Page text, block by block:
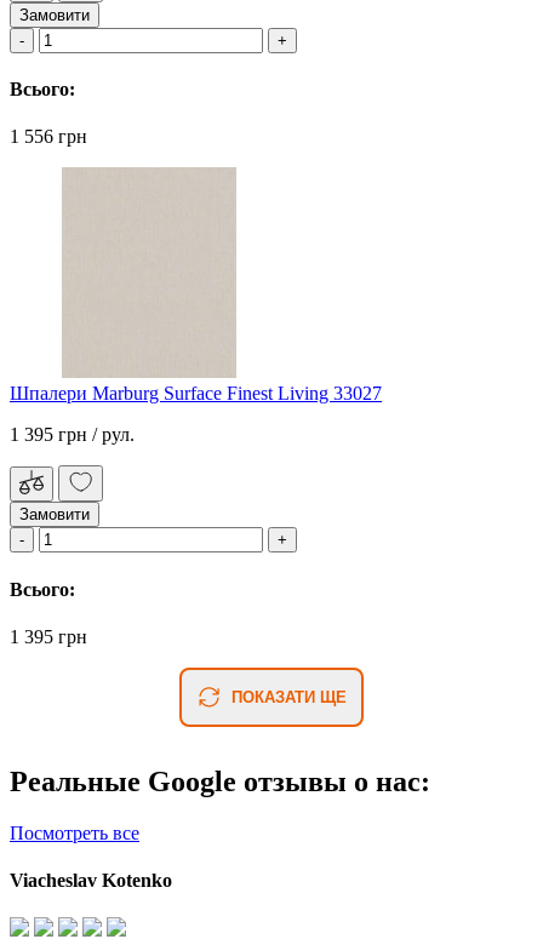
Замовити
Всього:
1 556 грн
Шпалери Marburg Surface Finest Living 33027
1 395 грн / рул.
Замовити
Всього:
1 395 грн
ПОКАЗАТИ ЩЕ
Реальные Google отзывы о нас:
Посмотреть все
Viacheslav Kotenko